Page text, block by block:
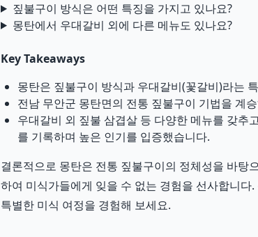
짚불구이 방식은 어떤 특징을 가지고 있나요?
몽탄에서 우대갈비 외에 다른 메뉴도 있나요?
Key Takeaways
몽탄은 짚불구이 방식과 우대갈비(꽃갈비)라는
전남 무안군 몽탄면의 전통 짚불구이 기법을 계
우대갈비 외 짚불 삼겹살 등 다양한 메뉴를 갖추
를 기록하며 높은 인기를 입증했습니다.
결론적으로 몽탄은 전통 짚불구이의 정체성을 바탕
하여 미식가들에게 잊을 수 없는 경험을 선사합니
특별한 미식 여정을 경험해 보세요.